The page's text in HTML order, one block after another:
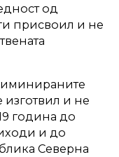
од
присвоил и не
изготвил и не
година до
и до
Северна